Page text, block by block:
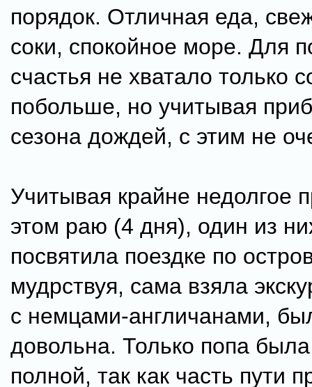
порядок. Отличная еда,
соки, спокойное море. Для
счастья не хватало только
побольше, но учитывая
сезона дождей, с этим не
Учитывая крайне недолгое
этом раю (4 дня), один из
посвятила поездке по
мудрствуя, сама взяла
с немцами-англичанами,
довольна. Только попа
полной, так как часть пути